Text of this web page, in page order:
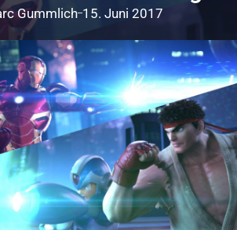
Gummlich 15. Juni 2017